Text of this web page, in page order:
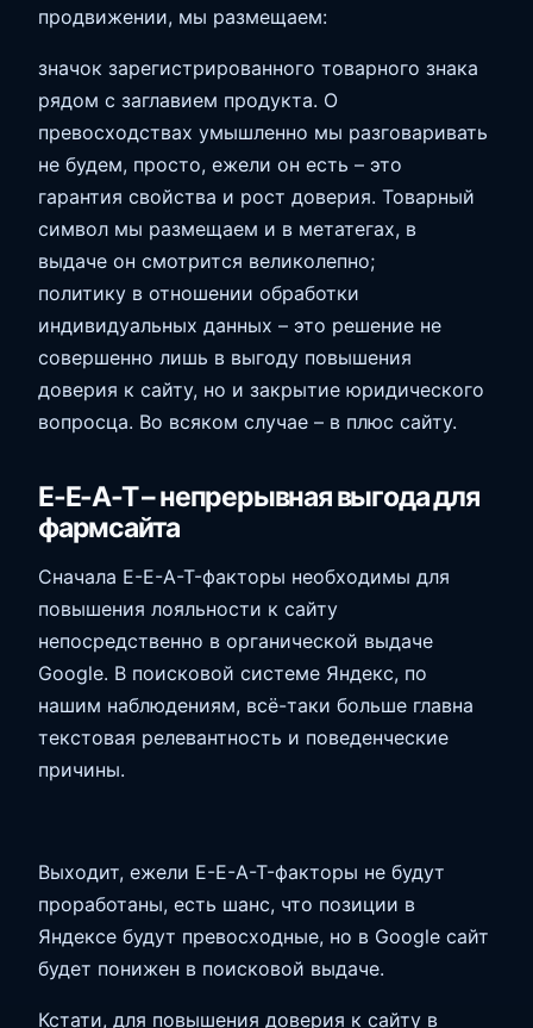
продвижении, мы размещаем:
значок зарегистрированного товарного знака
рядом с заглавием продукта. О
превосходствах умышленно мы разговаривать
не будем, просто, ежели он есть – это
гарантия свойства и рост доверия. Товарный
символ мы размещаем и в метатегах, в
выдаче он смотрится великолепно;
политику в отношении обработки
индивидуальных данных – это решение не
совершенно лишь в выгоду повышения
доверия к сайту, но и закрытие юридического
вопросца. Во всяком случае – в плюс сайту.
E-E-A-T – непрерывная выгода для
фармсайта
Сначала E-E-A-T-факторы необходимы для
повышения лояльности к сайту
непосредственно в органической выдаче
Google. В поисковой системе Яндекс, по
нашим наблюдениям, всё-таки больше главна
текстовая релевантность и поведенческие
причины.
Выходит, ежели E-E-A-T-факторы не будут
проработаны, есть шанс, что позиции в
Яндексе будут превосходные, но в Google сайт
будет понижен в поисковой выдаче.
Кстати, для повышения доверия к сайту в